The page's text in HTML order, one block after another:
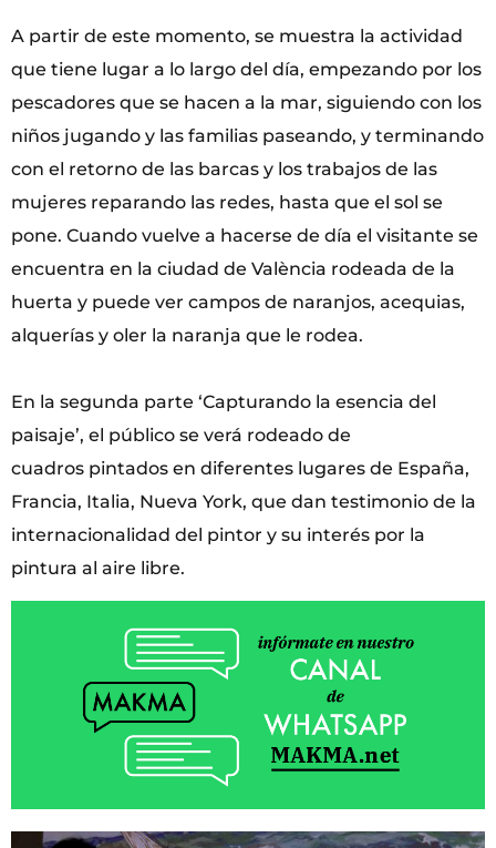
A partir de este momento, se muestra la actividad
que tiene lugar a lo largo del día, empezando por los
pescadores que se hacen a la mar, siguiendo con los
niños jugando y las familias paseando, y terminando
con el retorno de las barcas y los trabajos de las
mujeres reparando las redes, hasta que el sol se
pone. Cuando vuelve a hacerse de día el visitante se
encuentra en la ciudad de València rodeada de la
huerta y puede ver campos de naranjos, acequias,
alquerías y oler la naranja que le rodea.
En la segunda parte ‘Capturando la esencia del
paisaje’, el público se verá rodeado de
cuadros pintados en diferentes lugares de España,
Francia, Italia, Nueva York, que dan testimonio de la
internacionalidad del pintor y su interés por la
pintura al aire libre.